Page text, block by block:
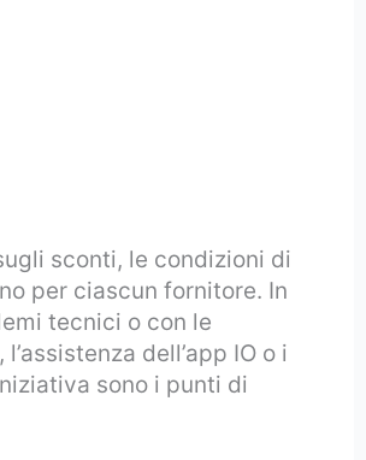
sconti, le condizioni di
per ciascun fornitore. In
tecnici o con le
dell’app IO o i
sono i punti di